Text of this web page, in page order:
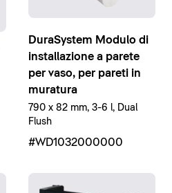
DuraSystem Modulo di
installazione a parete
per vaso, per pareti in
muratura
790 x 82 mm, 3-6 l, Dual
Flush
#WD1032000000